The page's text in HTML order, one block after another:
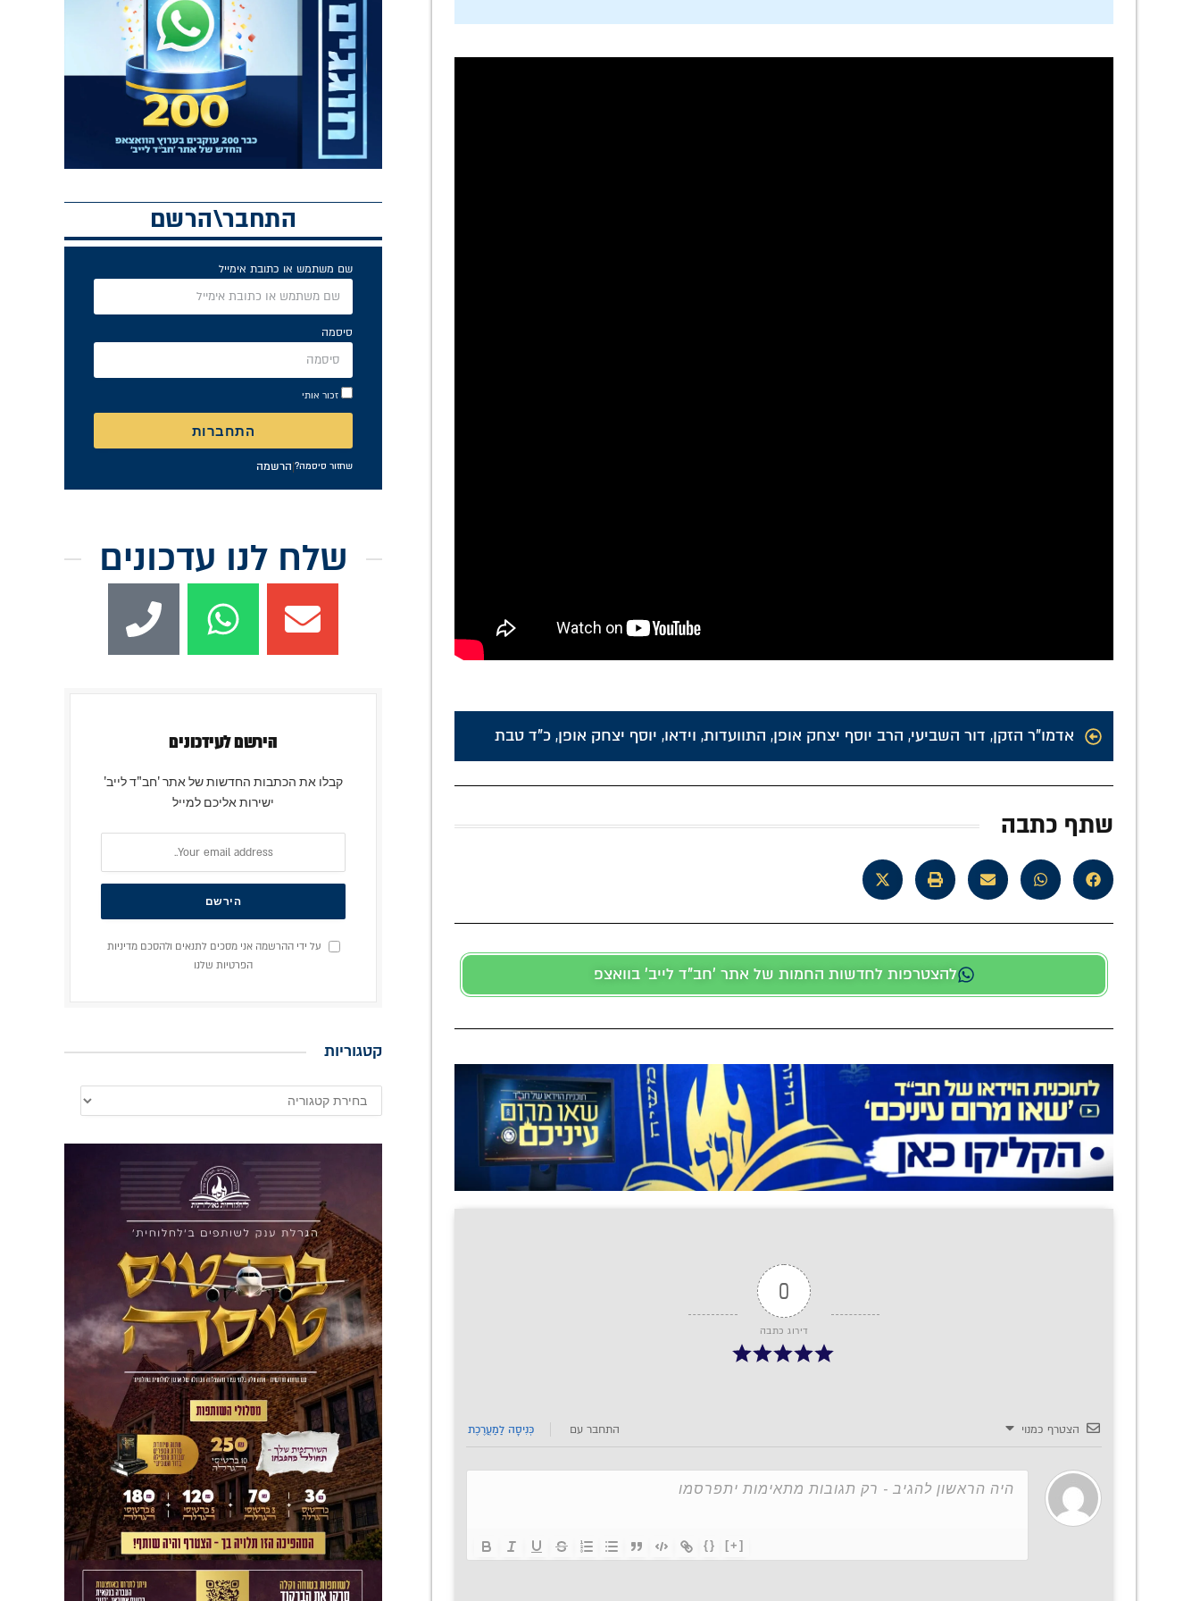
אדמו"ר הזקן, דור השביעי, הרב יוסף יצחק אופן, התוועדות, וידאו, יוסף יצחק אופן, כ"ד טבת
שתף כתבה
להצטרפות לחדשות החמות של אתר 'חב"ד לייב' בוואצפ
0
דירוג כתבה
הצטרף כמנוי התחבר עם כְּנִיסָה לַמַעֲרֶכֶת
{} [+]
התחבר\הרשם
שם משתמש או כתובת אימייל
סיסמה
זכור אותי
התחברות
שחזור סיסמה?|הרשמה
שלח לנו עדכונים
הירשם לעידכונים
קבלו את הכתבות החדשות של אתר 'חב"ד לייב'
ישירות אליכם למייל
על ידי ההרשמה אני מסכים לתנאים ולהסכם מדיניות
הפרטיות שלנו
קטגוריות